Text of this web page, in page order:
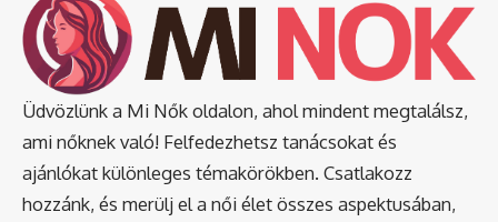
Üdvözlünk a Mi Nők oldalon, ahol mindent megtalálsz,
ami nőknek való! Felfedezhetsz tanácsokat és
ajánlókat különleges témakörökben. Csatlakozz
hozzánk, és merülj el a női élet összes aspektusában,